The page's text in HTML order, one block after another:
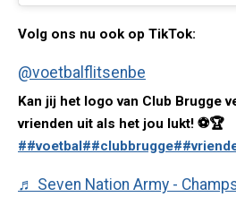
Volg ons nu ook op TikTok:
@voetbalflitsenbe
Kan jij het logo van Club Brugge
vrienden uit als het jou lukt! ⚽️🏆
##voetbal##clubbrugge
♬ Seven Nation Army -